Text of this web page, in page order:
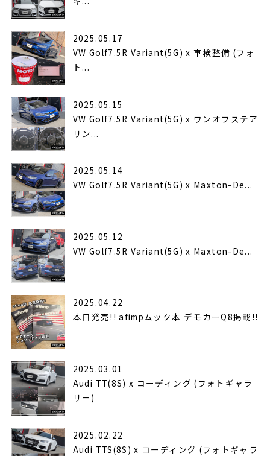
2025.05.17
VW Golf7.5R Variant(5G) x 車検整備 (フォ
ト...
2025.05.15
VW Golf7.5R Variant(5G) x ワンオフステア
リン...
2025.05.14
VW Golf7.5R Variant(5G) x Maxton-De...
2025.05.12
VW Golf7.5R Variant(5G) x Maxton-De...
2025.04.22
本日発売!! afimpムック本 デモカーQ8掲載!!
2025.03.01
Audi TT(8S) x コーディング (フォトギャラ
リー)
2025.02.22
Audi TTS(8S) x コーディング (フォトギャラ